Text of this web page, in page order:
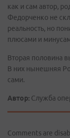
как и сам автор,
Федорченко не
реальность, но
плюсами и
Вторая половина
В них нынешняя
сами.
Автор: Служба
Comments are